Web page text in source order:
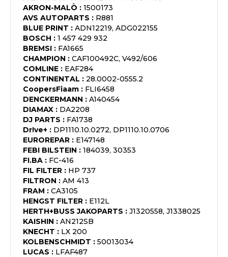
AKRON-MALÒ : 1500173
AVS AUTOPARTS : R881
BLUE PRINT : ADN12219, ADG022155
BOSCH : 1 457 429 932
BREMSI : FA1665
CHAMPION : CAF100492C, V492/606
COMLINE : EAF284
CONTINENTAL : 28.0002-0555.2
CoopersFiaam : FLI6458
DENCKERMANN : A140454
DIAMAX : DA2208
DJ PARTS : FA1738
Dr!ve+ : DP1110.10.0272, DP1110.10.0706
EUROREPAR : E147148
FEBI BILSTEIN : 184039, 30353
FI.BA : FC-416
FIL FILTER : HP 737
FILTRON : AM 413
FRAM : CA3105
HENGST FILTER : E112L
HERTH+BUSS JAKOPARTS : J1320558, J1338025
KAISHIN : AN212SB
KNECHT : LX 200
KOLBENSCHMIDT : 50013034
LUCAS : LFAF487